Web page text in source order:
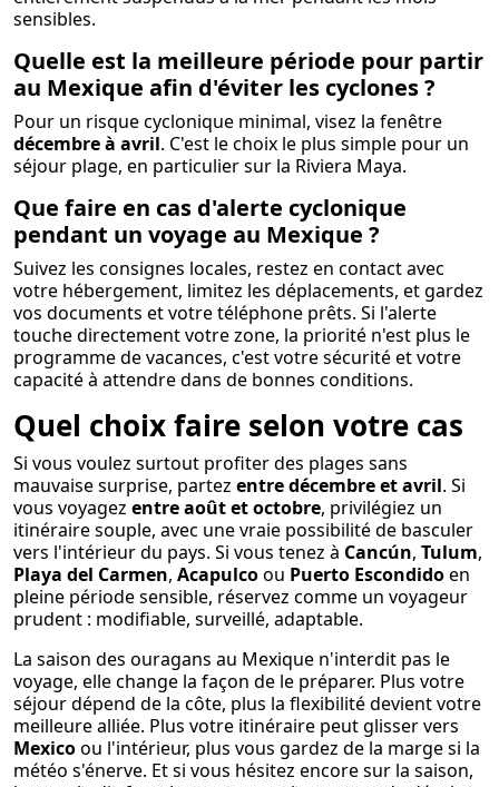
sensibles.
Quelle est la meilleure période pour partir
au Mexique afin d'éviter les cyclones ?
Pour un risque cyclonique minimal, visez la fenêtre
décembre à avril. C'est le choix le plus simple pour un
séjour plage, en particulier sur la Riviera Maya.
Que faire en cas d'alerte cyclonique
pendant un voyage au Mexique ?
Suivez les consignes locales, restez en contact avec
votre hébergement, limitez les déplacements, et gardez
vos documents et votre téléphone prêts. Si l'alerte
touche directement votre zone, la priorité n'est plus le
programme de vacances, c'est votre sécurité et votre
capacité à attendre dans de bonnes conditions.
Quel choix faire selon votre cas
Si vous voulez surtout profiter des plages sans
mauvaise surprise, partez entre décembre et avril. Si
vous voyagez entre août et octobre, privilégiez un
itinéraire souple, avec une vraie possibilité de basculer
vers l'intérieur du pays. Si vous tenez à Cancún, Tulum,
Playa del Carmen, Acapulcoou Puerto Escondidoen
pleine période sensible, réservez comme un voyageur
prudent : modifiable, surveillé, adaptable.
La saison des ouragans au Mexique n'interdit pas le
voyage, elle change la façon de le préparer. Plus votre
séjour dépend de la côte, plus la flexibilité devient votre
meilleure alliée. Plus votre itinéraire peut glisser vers
Mexicoou l'intérieur, plus vous gardez de la marge si la
météo s'énerve. Et si vous hésitez encore sur la saison,